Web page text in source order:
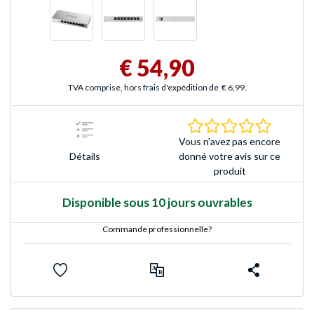
€ 54,90
TVA comprise, hors frais d'expédition de € 6,99.
Détails
Vous n'avez pas encore
donné votre avis sur ce
produit
Disponible sous 10 jours ouvrables
Commande professionnelle?